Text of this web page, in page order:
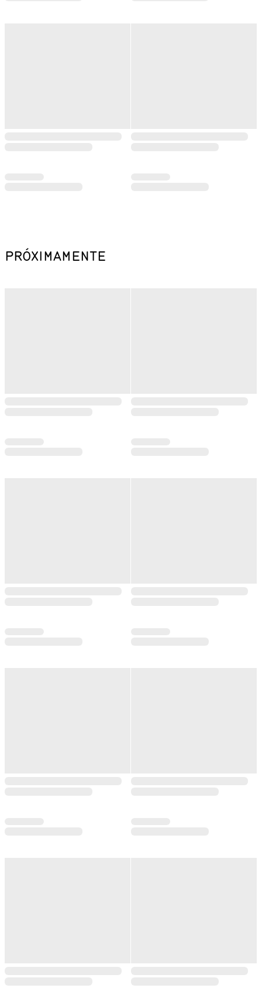
PRÓXIMAMENTE